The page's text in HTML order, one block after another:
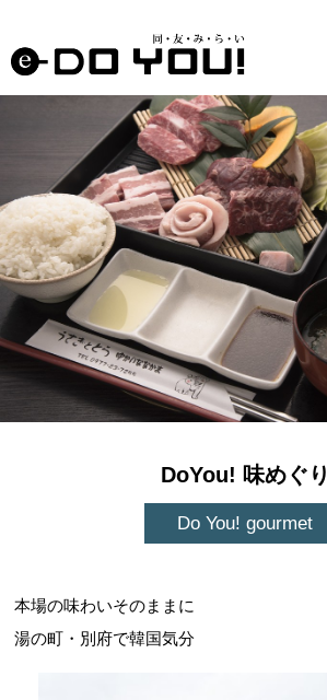
DoYou! 味めぐり
Do You! gourmet
本場の味わいそのままに
湯の町・別府で韓国気分